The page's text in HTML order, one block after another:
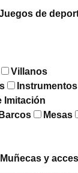
de
Villanos
Imitación
Mesas
Muñecas y